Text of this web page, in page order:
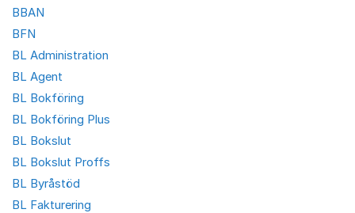
BBAN
BFN
BL Administration
BL Agent
BL Bokföring
BL Bokföring Plus
BL Bokslut
BL Bokslut Proffs
BL Byråstöd
BL Fakturering